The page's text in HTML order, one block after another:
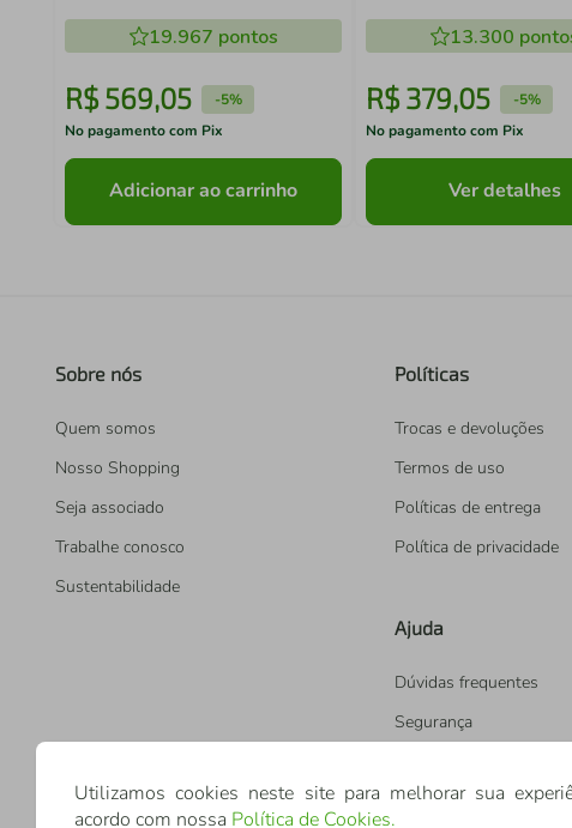
19.967 pontos
R$ 569,05 -5%
No pagamento com Pix
Adicionar ao carrinho
13.300
R$379,05 -5%
No pagamento com Pix
Ver detalhes
Sobre nós
Quem somos
Nosso Shopping
Seja associado
Trabalhe conosco
Sustentabilidade
Políticas
Trocas e devoluções
Termos de uso
Políticas de entrega
Política de privacidade
Ajuda
Dúvidas frequentes
Segurança
Utilizamos cookies neste site para melhorar sua
acordo com nossa Política de Cookies.